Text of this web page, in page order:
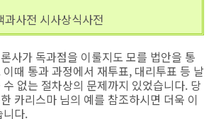
과사전 시사상식사전
사가 독과점을 이룰지도 모를 법안을 통
때 통과 과정에서 재투표, 대리투표 등 날
없는 절차상의 문제까지 있었습니다. 당
카리스마 님의 예를 참조하시면 더욱 이
니다.